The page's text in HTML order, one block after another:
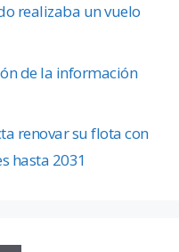
realizaba un vuelo
de la información
renovar su flota con
hasta 2031